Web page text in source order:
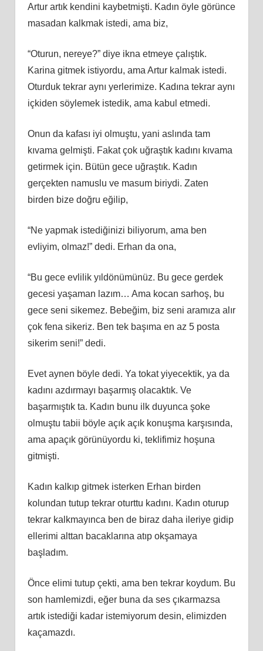
Artur artık kendini kaybetmişti. Kadın öyle görünce
masadan kalkmak istedi, ama biz,
“Oturun, nereye?” diye ikna etmeye çalıştık.
Karina gitmek istiyordu, ama Artur kalmak istedi.
Oturduk tekrar aynı yerlerimize. Kadına tekrar aynı
içkiden söylemek istedik, ama kabul etmedi.
Onun da kafası iyi olmuştu, yani aslında tam
kıvama gelmişti. Fakat çok uğraştık kadını kıvama
getirmek için. Bütün gece uğraştık. Kadın
gerçekten namuslu ve masum biriydi. Zaten
birden bize doğru eğilip,
“Ne yapmak istediğinizi biliyorum, ama ben
evliyim, olmaz!” dedi. Erhan da ona,
“Bu gece evlilik yıldönümünüz. Bu gece gerdek
gecesi yaşaman lazım… Ama kocan sarhoş, bu
gece seni sikemez. Bebeğim, biz seni aramıza alır
çok fena sikeriz. Ben tek başıma en az 5 posta
sikerim seni!” dedi.
Evet aynen böyle dedi. Ya tokat yiyecektik, ya da
kadını azdırmayı başarmış olacaktık. Ve
başarmıştık ta. Kadın bunu ilk duyunca şoke
olmuştu tabii böyle açık açık konuşma karşısında,
ama apaçık görünüyordu ki, teklifimiz hoşuna
gitmişti.
Kadın kalkıp gitmek isterken Erhan birden
kolundan tutup tekrar oturttu kadını. Kadın oturup
tekrar kalkmayınca ben de biraz daha ileriye gidip
ellerimi alttan bacaklarına atıp okşamaya
başladım.
Önce elimi tutup çekti, ama ben tekrar koydum. Bu
son hamlemizdi, eğer buna da ses çıkarmazsa
artık istediği kadar istemiyorum desin, elimizden
kaçamazdı.